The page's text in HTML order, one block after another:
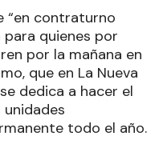
“en contraturno
quienes por
por la mañana en
que en La Nueva
dedica a hacer el
todo el año.